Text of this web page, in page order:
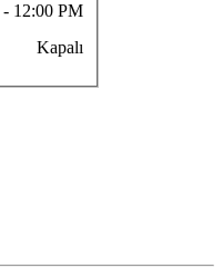
- 12:00 PM
Kapalı